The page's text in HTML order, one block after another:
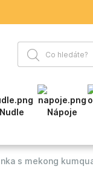
s mekong
Nudle Nápoje